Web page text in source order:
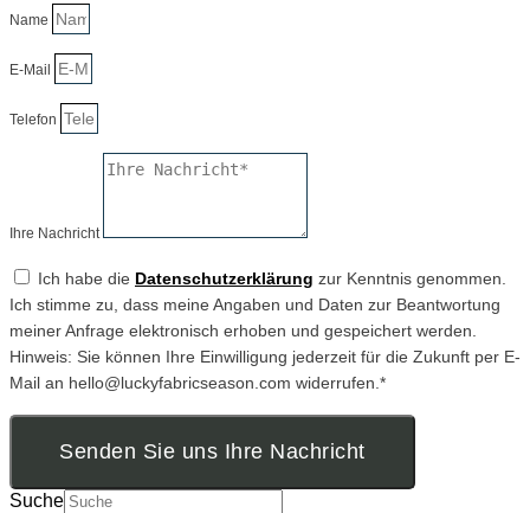
Name
E-Mail
Telefon
Ihre Nachricht
Ich habe die Datenschutzerklärung zur Kenntnis genommen.
Ich stimme zu, dass meine Angaben und Daten zur Beantwortung
meiner Anfrage elektronisch erhoben und gespeichert werden.
Hinweis: Sie können Ihre Einwilligung jederzeit für die Zukunft per E-
Mail an hello@luckyfabricseason.com widerrufen.*
Senden Sie uns Ihre Nachricht
Suche